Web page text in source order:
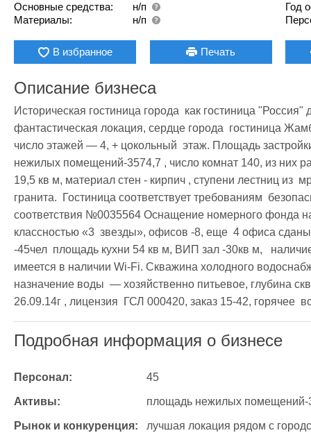
Основные средства:
н/п
Материалы:
н/п
Год
В избранное Печать
Описание бизнеса
Историческая гостиница города  как гостиница
фантастическая локация, сердце города  гостиница
число этажей — 4, + цокольный  этаж. Площадь
нежилых помещений-3574,7 , число комнат 140, из них
19,5 кв м, материал стен - кирпич , ступени лестниц из
гранита.  Гостиница соответствует требованиям
соответствия №0035564 Оснащение номерного фонда
классностью «3  звезды», офисов -8, еще  4 офиса
-45чел  площадь кухни 54 кв м, ВИП зал -30кв м,
имеется в наличии Wi-Fi. Скважина холодного
назначение воды  — хозяйственно питьевое, глубина
26.09.14г , лицензия  ГСЛ 000420, заказ 15-42, горячее
Подробная информация о бизнесе
Персонал: 45
Активы: площадь нежилых
Рынок и конкуренция: лучшая локация рядом с